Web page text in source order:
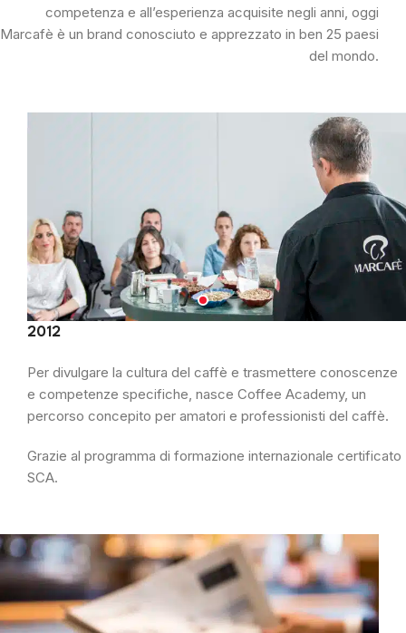
competenza e all’esperienza acquisite negli anni, oggi
Marcafè è un brand conosciuto e apprezzato in ben 25 paesi
del mondo.
2012
Per divulgare la cultura del caffè e trasmettere conoscenze
e competenze specifiche, nasce Coffee Academy, un
percorso concepito per amatori e professionisti del caffè.
Grazie al programma di formazione internazionale certificato
SCA.